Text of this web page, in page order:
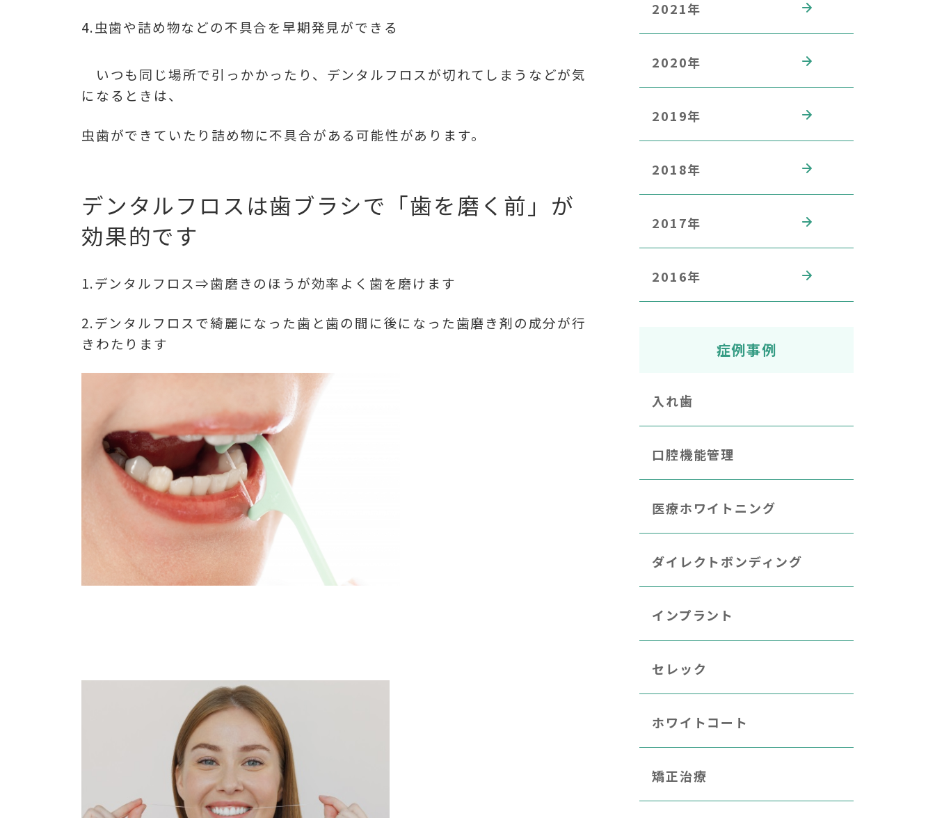
4.虫歯や詰め物などの不具合を早期発見ができる
いつも同じ場所で引っかかったり、デンタルフロスが切れてしまうなどが気
になるときは、
虫歯ができていたり詰め物に不具合がある可能性があります。
デンタルフロスは歯ブラシで「歯を磨く前」が
効果的です
1.デンタルフロス⇒歯磨きのほうが効率よく歯を磨けます
2.デンタルフロスで綺麗になった歯と歯の間に後になった歯磨き剤の成分が行
きわたります
2021年
2020年
2019年
2018年
2017年
2016年
症例事例
入れ歯
口腔機能管理
医療ホワイトニング
ダイレクトボンディング
インプラント
セレック
ホワイトコート
矯正治療